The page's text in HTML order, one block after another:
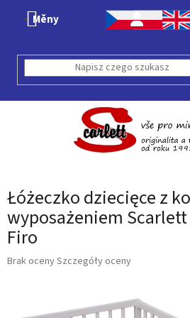
Měny
Łóżeczko dziecięce z
wyposażeniem Scarlett
Firo
Średnia
Brak ocenySzczegóły oceny